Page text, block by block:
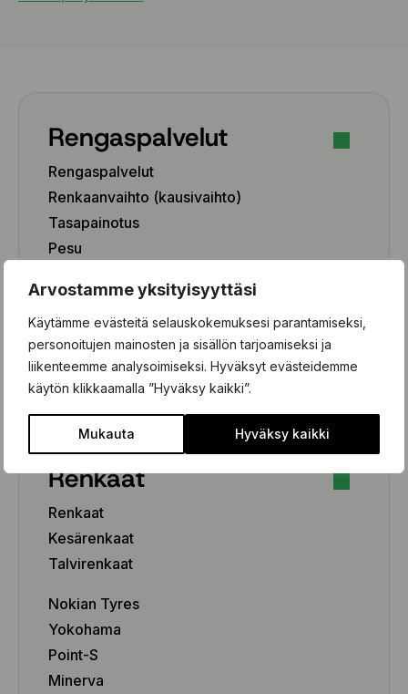
Arvostamme yksityisyyttäsi
Käytämme evästeitä selauskokemuksesi parantamiseksi,
personoitujen mainosten ja sisällön tarjoamiseksi ja
liikenteemme analysoimiseksi. Hyväksyt evästeidemme
käytön klikkaamalla ”Hyväksy kaikki”.
Mukauta Hyväksy kaikki
Rengaspalvelut
Rengaspalvelut
Renkaanvaihto (kausivaihto)
Tasapainotus
Pesu
Paikka-aineen poisto
Rengashotelli
Henkilöauto
Pakettiauto/SUV/EV
Renkaat
Renkaat
Kesärenkaat
Talvirenkaat
Nokian Tyres
Yokohama
Point-S
Minerva